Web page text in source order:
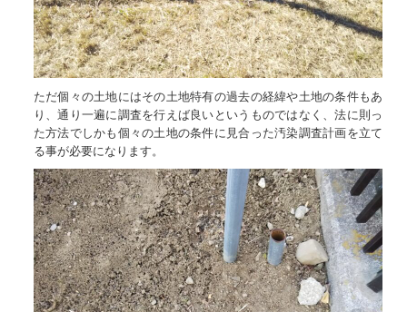
ただ個々の土地にはその土地特有の過去の経緯や土地の条件もあ
り、通り一遍に調査を行えば良いというものではなく、法に則っ
た方法でしかも個々の土地の条件に見合った汚染調査計画を立て
る事が必要になります。